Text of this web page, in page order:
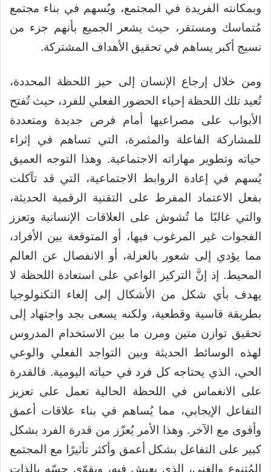
وبمكانته الفريدة في المجتمع، ويُسهم في بناء مجتمع
مُتماسك ومستقر، حيث يشعر الجميع بأنهم جزء من
نسيج أكبر يساهم في تحقيق الأهداف المشتركة.
ومن خلال إرجاع الإنسان إلى حيز اللحظة المحددة،
تُعيد تلك اللحظة إحياء الحضور الفعلي للفرد، حيث تُفتح
الأبواب على مصراعيها أمام فرص جديدة ومتعددة
للمشاركة الفاعلة والمثمرة، التي تساهم في إثراء
حياته وتطوير مهاراته الاجتماعية. وهذا التوجه العميق
يُسهم في إعادة الروابط الاجتماعية، التي قد تآكلت
بفعل الاعتماد المفرط على التقنية الرقمية الحديثة،
والتي غالبًا ما تُشوش على العلاقات الإنسانية وتعزز
الفجوات غير المرغوب فيها، أو المتوقعة بين الأفراد،
مما يؤدي إلى شعور بالعزلة، أو الانفصال عن العالم
المحيط. إذ إنَّ التركيز الواعي على استعادة اللحظة لا
يهدف بأي شكل من الأشكال إلى إلغاء التكنولوجيا
بطريقة قاسية وقطعية، ولكنه يسعى بجد واجتهاد إلى
تحقيق توازن متين ومرن ما بين الاستخدام المدروس
لهذه الوسائط الحديثة وبين التواجد الفعلي والوعي
الحي، الذي يحتاجه كل فرد في حياته اليومية. فالقدرة
على الانغماس في اللحظة الحالية تعمل على تعزيز
التفاعل الإيجابي، مما يُساهم في بناء علاقات أعمق
وأقوى مع الآخر. وهذا الأمر يُعزّز من قدرة الفرد بشكل
كبير على التفاعل بشكل أعمق وأكثر تأثيرًا مع المجتمع
المُتنوع والغني، الذي يعيش فيه، ويقوّي حسّه بالذات